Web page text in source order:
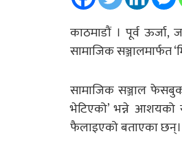
काठमाडौं । पूर्व ऊर्जा,
सामाजिक सञ्जालमार्फत
सामाजिक सञ्जाल
भेटिएको’ भन्ने आशयको
फैलाइएको बताएका छन्।